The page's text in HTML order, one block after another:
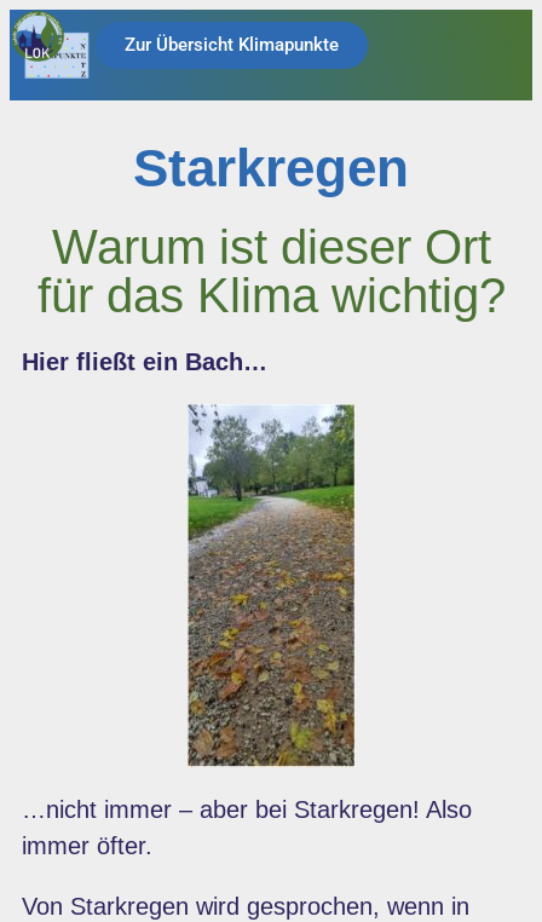
Zur Übersicht Klimapunkte
Starkregen
Warum ist dieser Ort
für das Klima wichtig?
Hier fließt ein Bach…
…nicht immer – aber bei Starkregen! Also
immer öfter.
Von Starkregen wird gesprochen, wenn in